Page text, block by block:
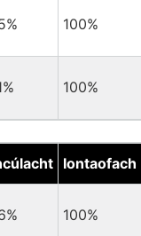
100%
100%
Iontaofach
100%